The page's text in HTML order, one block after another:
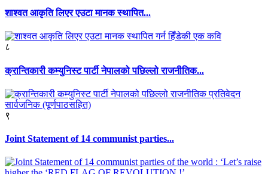
शाश्वत आकृति लिएर एउटा मानक स्थापित...
८
क्रान्तिकारी कम्युनिस्ट पार्टी नेपालको पछिल्लो राजनीतिक...
९
Joint Statement of 14 communist parties...